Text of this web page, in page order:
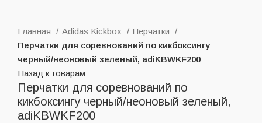
Главная
Adidas Kickbox
Перчатки
Перчатки для соревнований по кикбоксингу
черный/неоновый зеленый, adiKBWKF200
Назад к товарам
Перчатки для соревнований по
кикбоксингу черный/неоновый зеленый,
adiKBWKF200